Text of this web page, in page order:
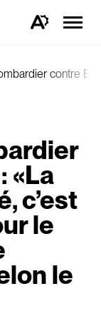
Ouvrez
d'accessibilité.
la
contre
«La
c’est
le
le